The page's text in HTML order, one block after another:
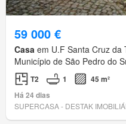
59 000 €
Casa em U.F Santa Cruz da
Município de São Pedro do
T2 1
45 m²
Há 24 dias
SUPERCASA - DESTAK